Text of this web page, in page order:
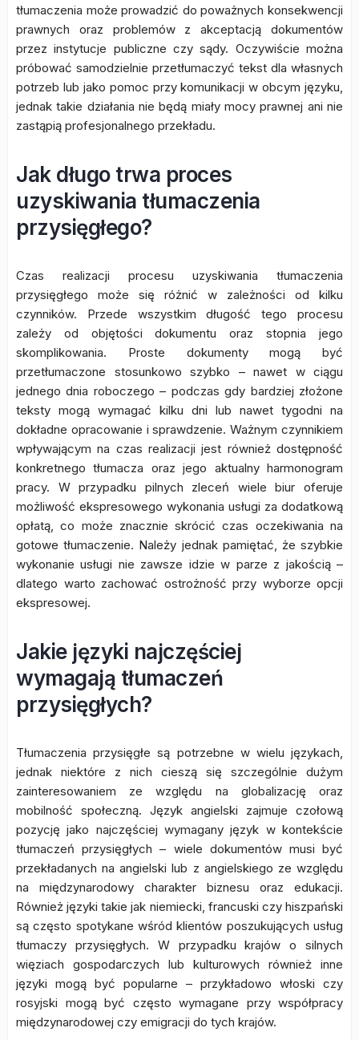
tłumaczenia może prowadzić do poważnych konsekwencji
prawnych oraz problemów z akceptacją dokumentów
przez instytucje publiczne czy sądy. Oczywiście można
próbować samodzielnie przetłumaczyć tekst dla własnych
potrzeb lub jako pomoc przy komunikacji w obcym języku,
jednak takie działania nie będą miały mocy prawnej ani nie
zastąpią profesjonalnego przekładu.
Jak długo trwa proces
uzyskiwania tłumaczenia
przysięgłego?
Czas realizacji procesu uzyskiwania tłumaczenia
przysięgłego może się różnić w zależności od kilku
czynników. Przede wszystkim długość tego procesu
zależy od objętości dokumentu oraz stopnia jego
skomplikowania. Proste dokumenty mogą być
przetłumaczone stosunkowo szybko – nawet w ciągu
jednego dnia roboczego – podczas gdy bardziej złożone
teksty mogą wymagać kilku dni lub nawet tygodni na
dokładne opracowanie i sprawdzenie. Ważnym czynnikiem
wpływającym na czas realizacji jest również dostępność
konkretnego tłumacza oraz jego aktualny harmonogram
pracy. W przypadku pilnych zleceń wiele biur oferuje
możliwość ekspresowego wykonania usługi za dodatkową
opłatą, co może znacznie skrócić czas oczekiwania na
gotowe tłumaczenie. Należy jednak pamiętać, że szybkie
wykonanie usługi nie zawsze idzie w parze z jakością –
dlatego warto zachować ostrożność przy wyborze opcji
ekspresowej.
Jakie języki najczęściej
wymagają tłumaczeń
przysięgłych?
Tłumaczenia przysięgłe są potrzebne w wielu językach,
jednak niektóre z nich cieszą się szczególnie dużym
zainteresowaniem ze względu na globalizację oraz
mobilność społeczną. Język angielski zajmuje czołową
pozycję jako najczęściej wymagany język w kontekście
tłumaczeń przysięgłych – wiele dokumentów musi być
przekładanych na angielski lub z angielskiego ze względu
na międzynarodowy charakter biznesu oraz edukacji.
Również języki takie jak niemiecki, francuski czy hiszpański
są często spotykane wśród klientów poszukujących usług
tłumaczy przysięgłych. W przypadku krajów o silnych
więziach gospodarczych lub kulturowych również inne
języki mogą być popularne – przykładowo włoski czy
rosyjski mogą być często wymagane przy współpracy
międzynarodowej czy emigracji do tych krajów.